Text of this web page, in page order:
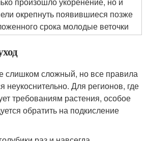
окрепнуть появившиеся позже
срока молодые веточки
слишком сложный, но все правила
неукоснительно. Для регионов, где
требованиям растения, особое
обратить на подкисление